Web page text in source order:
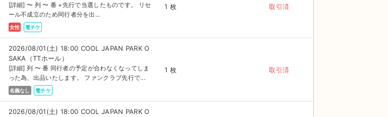
[詳細] 〜 列 〜 番 +先行で当選したものです。 リセ
ール不成立のため同行者分を出...
女性 電チケ
1 枚 取引済
2026/08/01(土) 18:00 COOL JAPAN PARK O
SAKA（TTホール）
[詳細] 列 〜 番 同行者の予定が合わなくなってしま
った為、出品いたします。 ファンクラブ先行で...
名義なし 電チケ
1 枚 取引済
2026/08/01(土) 18:00 COOL JAPAN PARK O